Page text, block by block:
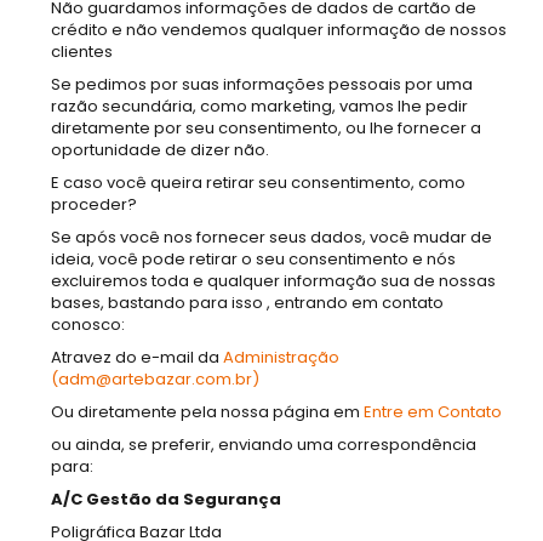
Não guardamos informações de dados de cartão de
crédito e não vendemos qualquer informação de nossos
clientes
Se pedimos por suas informações pessoais por uma
razão secundária, como marketing, vamos lhe pedir
diretamente por seu consentimento, ou lhe fornecer a
oportunidade de dizer não.
E caso você queira retirar seu consentimento, como
proceder?
Se após você nos fornecer seus dados, você mudar de
ideia, você pode retirar o seu consentimento e nós
excluiremos toda e qualquer informação sua de nossas
bases, bastando para isso , entrando em contato
conosco:
Atravez do e-mail da Administração
(adm@artebazar.com.br)
Ou diretamente pela nossa página em Entre em Contato
ou ainda, se preferir, enviando uma correspondência
para:
A/C Gestão da Segurança
Poligráfica Bazar Ltda